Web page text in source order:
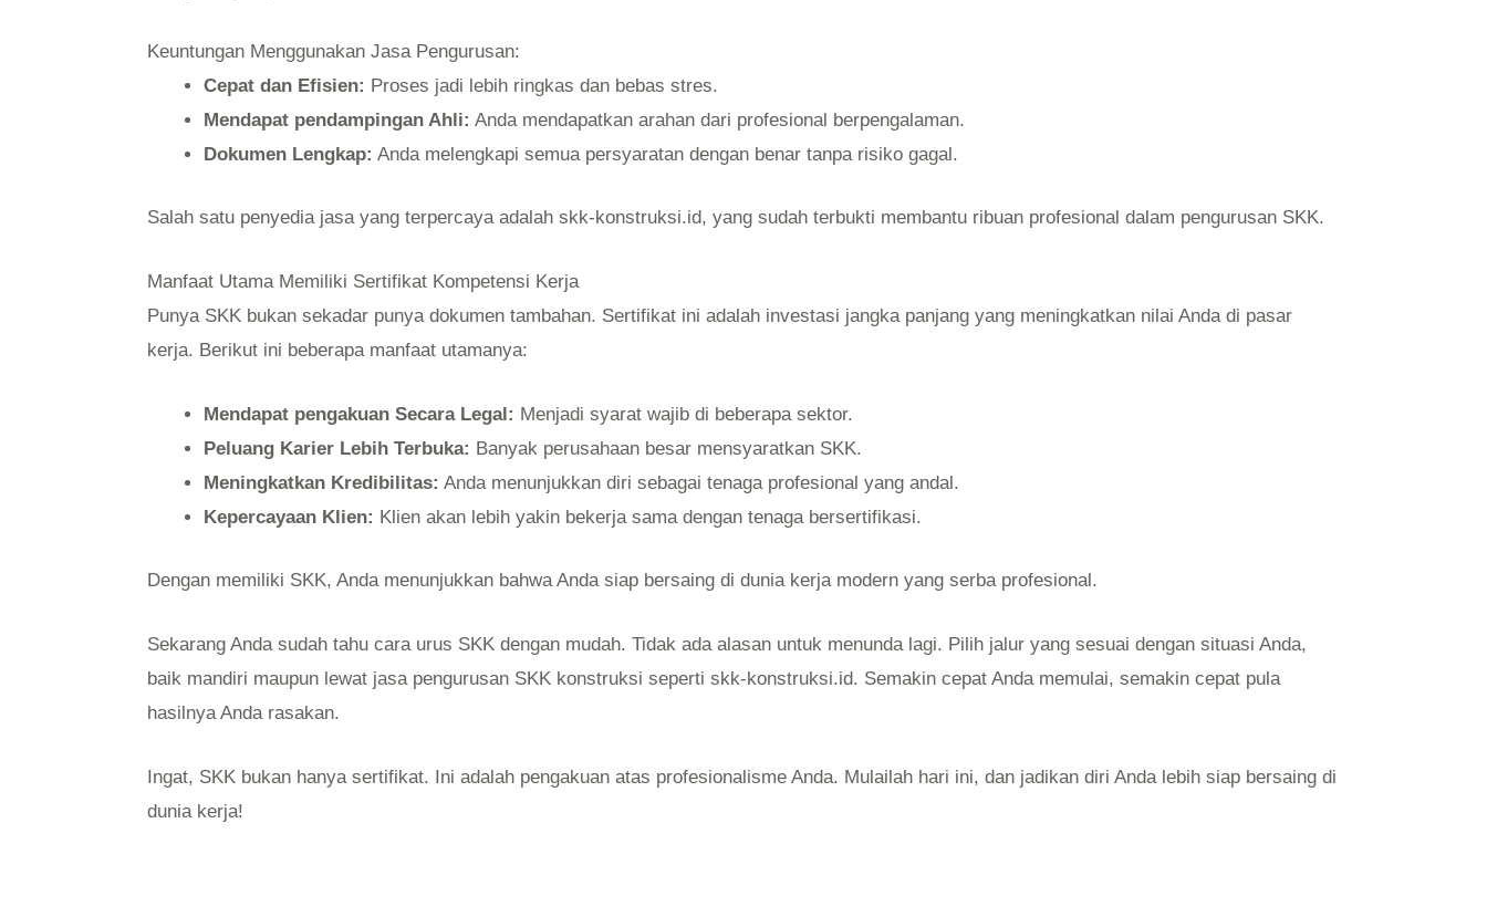
Keuntungan Menggunakan Jasa Pengurusan:
Cepat dan Efisien: Proses jadi lebih ringkas dan bebas stres.
Mendapat pendampingan Ahli: Anda mendapatkan arahan dari profesional berpengalaman.
Dokumen Lengkap: Anda melengkapi semua persyaratan dengan benar tanpa risiko gagal.
Salah satu penyedia jasa yang terpercaya adalah skk-konstruksi.id, yang sudah terbukti membantu ribuan profesional dalam pengurusan SKK.
Manfaat Utama Memiliki Sertifikat Kompetensi Kerja
Punya SKK bukan sekadar punya dokumen tambahan. Sertifikat ini adalah investasi jangka panjang yang meningkatkan nilai Anda di pasar
kerja. Berikut ini beberapa manfaat utamanya:
Mendapat pengakuan Secara Legal: Menjadi syarat wajib di beberapa sektor.
Peluang Karier Lebih Terbuka: Banyak perusahaan besar mensyaratkan SKK.
Meningkatkan Kredibilitas: Anda menunjukkan diri sebagai tenaga profesional yang andal.
Kepercayaan Klien: Klien akan lebih yakin bekerja sama dengan tenaga bersertifikasi.
Dengan memiliki SKK, Anda menunjukkan bahwa Anda siap bersaing di dunia kerja modern yang serba profesional.
Sekarang Anda sudah tahu cara urus SKK dengan mudah. Tidak ada alasan untuk menunda lagi. Pilih jalur yang sesuai dengan situasi Anda,
baik mandiri maupun lewat jasa pengurusan SKK konstruksi seperti skk-konstruksi.id. Semakin cepat Anda memulai, semakin cepat pula
hasilnya Anda rasakan.
Ingat, SKK bukan hanya sertifikat. Ini adalah pengakuan atas profesionalisme Anda. Mulailah hari ini, dan jadikan diri Anda lebih siap bersaing di
dunia kerja!